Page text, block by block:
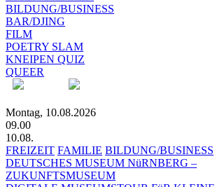
BILDUNG/BUSINESS
BAR/DJING
FILM
POETRY SLAM
KNEIPEN QUIZ
QUEER
Montag, 10.08.2026
09.00
10.08.
FREIZEIT FAMILIE BILDUNG/BUSINESS
DEUTSCHES MUSEUM NüRNBERG –
ZUKUNFTSMUSEUM